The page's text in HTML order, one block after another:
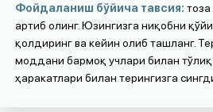
Фойдаланиш бўйича тавсия:
артиб олинг. Юзингизга ниқобни
қолдиринг ва кейин олиб ташланг.
моддани бармоқ учлари билан
ҳаракатлари билан терингизга